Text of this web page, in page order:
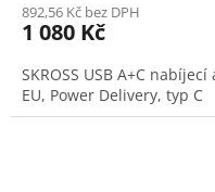
892,56 Kč bez DPH
1 080 Kč
SKROSS USB A+C
EU, Power Delivery, typ C